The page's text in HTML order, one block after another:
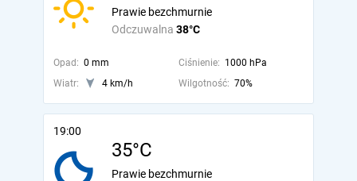
Odczuwalna 38°C
Prawie bezchmurnie
Opad: 0 mm Ciśnienie: 1000 hPa
Wiatr:
4 km/h Wilgotność: 70%
19:00
35°C
Prawie bezchmurnie